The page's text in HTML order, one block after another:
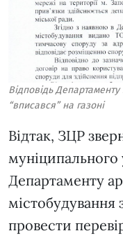
Відповідь
“вписався” на газоні
Відтак, ЗЦР
муніципального
Департаменту
містобудування
провести